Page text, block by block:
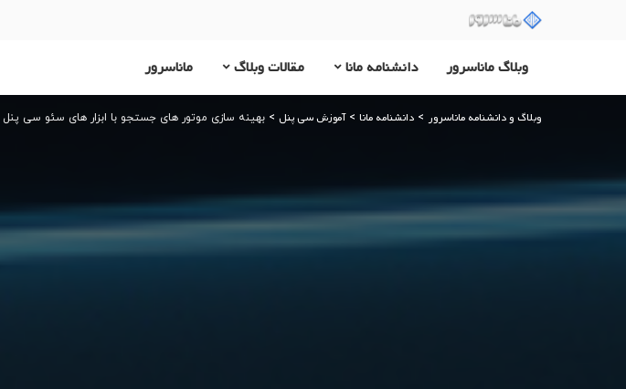
وبلاگ ماناسرور دانشنامه مانا مقالات وبلاگ ماناسرور
وبلاگ و دانشنامه ماناسرور > دانشنامه مانا >آموزش سی پنل > بهینه سازی موتور های جستجو با ابزار های سئو سی پنل